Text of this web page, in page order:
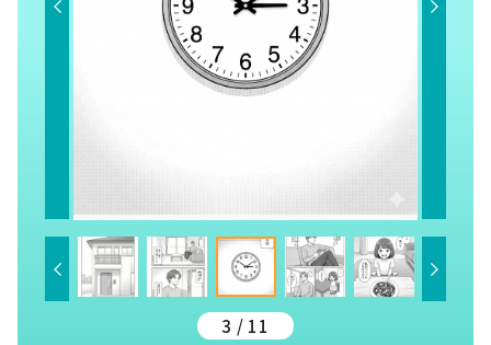
3 / 11